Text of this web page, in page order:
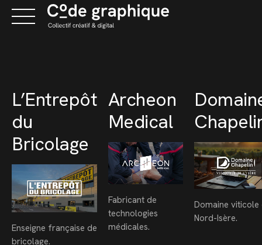
L’Entrepôt
du
Bricolage
Enseigne française de
bricolage.
Archeon
Medical
Fabricant de
technologies
médicales.
Domaine viticole
Nord-Isère.